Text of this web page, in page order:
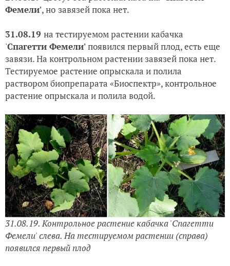
Фемели', но завязей пока нет.
31.08.19 на тестируемом растении кабачка
'Спагетти Фемели'появился первый плод, есть еще
завязи. На контрольном растении завязей пока нет.
Тестируемое растение опрыскала и полила
раствором биопрепарата «Биоспектр», контрольное
растение опрыскала и полила водой.
31.08.19. Контрольное растение кабачка 'Спагетти
Фемели' слева. На тестируемом растении (справа)
появился первый плод